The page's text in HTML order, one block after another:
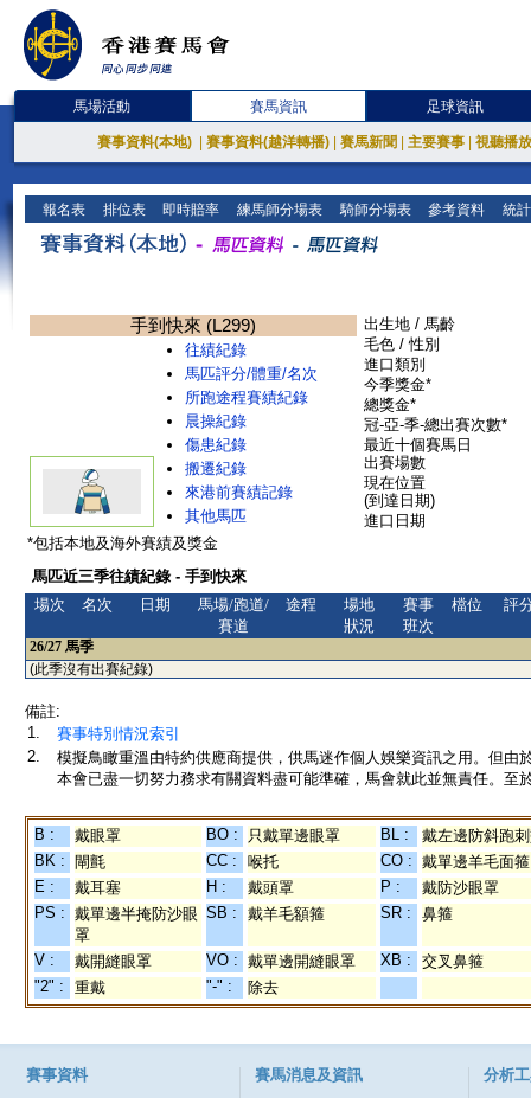
馬場活動 賽馬資訊 足球資訊
賽事資料(本地) 賽事資料(越洋轉播) 賽馬新聞 主要賽事 視聽播
報名表 排位表 即時賠率 練馬師分場表 騎師分場表 參考資料 統
手到快來 (L299)
往績紀錄
馬匹評分/體重/名次
所跑途程賽績紀錄
晨操紀錄
傷患紀錄
搬遷紀錄
來港前賽績記錄
其他馬匹
出生地 / 馬齡
毛色 / 性別
進口類別
今季獎金*
總獎金*
冠-亞-季-總出賽次數*
最近十個賽馬日
出賽場數
現在位置
(到達日期)
進口日期
*包括本地及海外賽績及獎金
馬匹近三季往績紀錄 - 手到快來
場次
名次 日期
馬場/跑道/
賽道
途程
場地
狀況
賽事
班次
檔位 評
26/27 馬季
(此季沒有出賽紀錄)
備註:
1.
賽事特別情況索引
2.
模擬鳥瞰重溫由特約供應商提供，供馬迷作個人娛樂資訊之用。但
本會已盡一切努力務求有關資料盡可能準確，馬會就此並無責任。至
B : 戴眼罩 BO : 只戴單邊眼罩 BL :
戴左邊防斜跑
BK :
閘氈 CC : 喉托 CO : 戴單邊羊毛面箍
E :
戴耳塞 H : 戴頭罩 P :
戴防沙眼罩
PS : 戴單邊半掩防沙眼
罩
SB : 戴羊毛額箍 SR : 鼻箍
V : 戴開縫眼罩 VO : 戴單邊開縫眼罩 XB :
交叉鼻箍
"2" :
重戴 "-" : 除去
賽事資料 賽馬消息及資訊 分析